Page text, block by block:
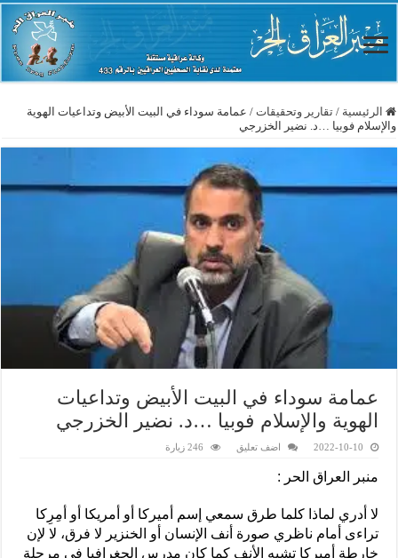
الرئيسية / تقارير وتحقيقات / عمامة سوداء في البيت الأبيض وتداعيات الهوية
والإسلام فوبيا …د. نضير الخزرجي
عمامة سوداء في البيت الأبيض وتداعيات
الهوية والإسلام فوبيا …د. نضير الخزرجي
2022-10-10 اضف تعليق 246 زيارة
منبر العراق الحر :
لا أدري لماذا كلما طرق سمعي إسم أميركا أو أمريكا أو أمِرِكا
تراءى أمام ناظري صورة أنف الإنسان أو الخنزير لا فرق، لا لإن
خارطة أميركا تشبه الأنف كما كان مدرس الجغرافيا في مرحلة